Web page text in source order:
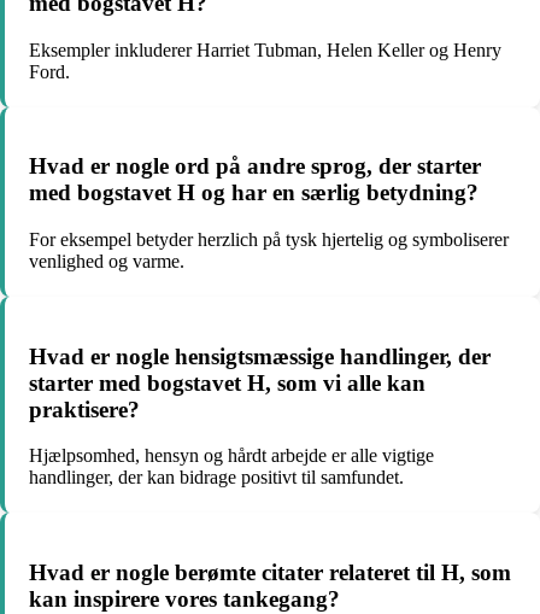
Eksempler inkluderer Harriet Tubman, Helen Keller og Henry
Ford.
Hvad er nogle ord på andre sprog, der starter
med bogstavet H og har en særlig betydning?
For eksempel betyder herzlich på tysk hjertelig og symboliserer
venlighed og varme.
Hvad er nogle hensigtsmæssige handlinger, der
starter med bogstavet H, som vi alle kan
praktisere?
Hjælpsomhed, hensyn og hårdt arbejde er alle vigtige
handlinger, der kan bidrage positivt til samfundet.
Hvad er nogle berømte citater relateret til H, som
kan inspirere vores tankegang?